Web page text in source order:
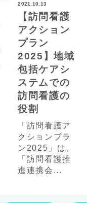
2021.10.13
【訪問看護
アクション
プラン
2025】地域
包括ケアシ
ステムでの
訪問看護の
役割
「訪問看護ア
クションプラ
ン2025」は、
「訪問看護推
進連携会...